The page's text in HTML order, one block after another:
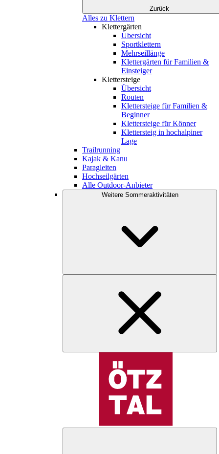
Zurück
Alles zu Klettern
Klettergärten
Übersicht
Sportklettern
Mehrseillänge
Klettergärten für Familien &
Einsteiger
Klettersteige
Übersicht
Routen
Klettersteige für Familien &
Beginner
Klettersteige für Könner
Klettersteig in hochalpiner
Lage
Trailrunning
Kajak & Kanu
Paragleiten
Hochseilgärten
Alle Outdoor-Anbieter
Weitere Sommeraktivitäten